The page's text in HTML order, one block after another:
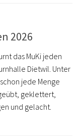
2026
das MuKi jeden
Dietwil. Unter
jede Menge
geklettert,
und gelacht.